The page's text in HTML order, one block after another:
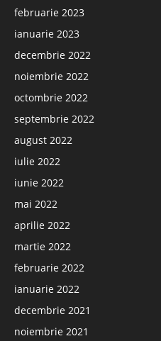
februarie 2023
ianuarie 2023
decembrie 2022
noiembrie 2022
octombrie 2022
septembrie 2022
august 2022
iulie 2022
iunie 2022
mai 2022
aprilie 2022
martie 2022
februarie 2022
ianuarie 2022
decembrie 2021
noiembrie 2021